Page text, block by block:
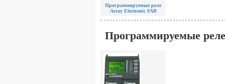
Программируемые реле
Array Electronic FAB
Программируемые